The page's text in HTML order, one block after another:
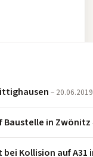
– 20.06.2019
Baustelle in Zwönitz
Kollision auf A31